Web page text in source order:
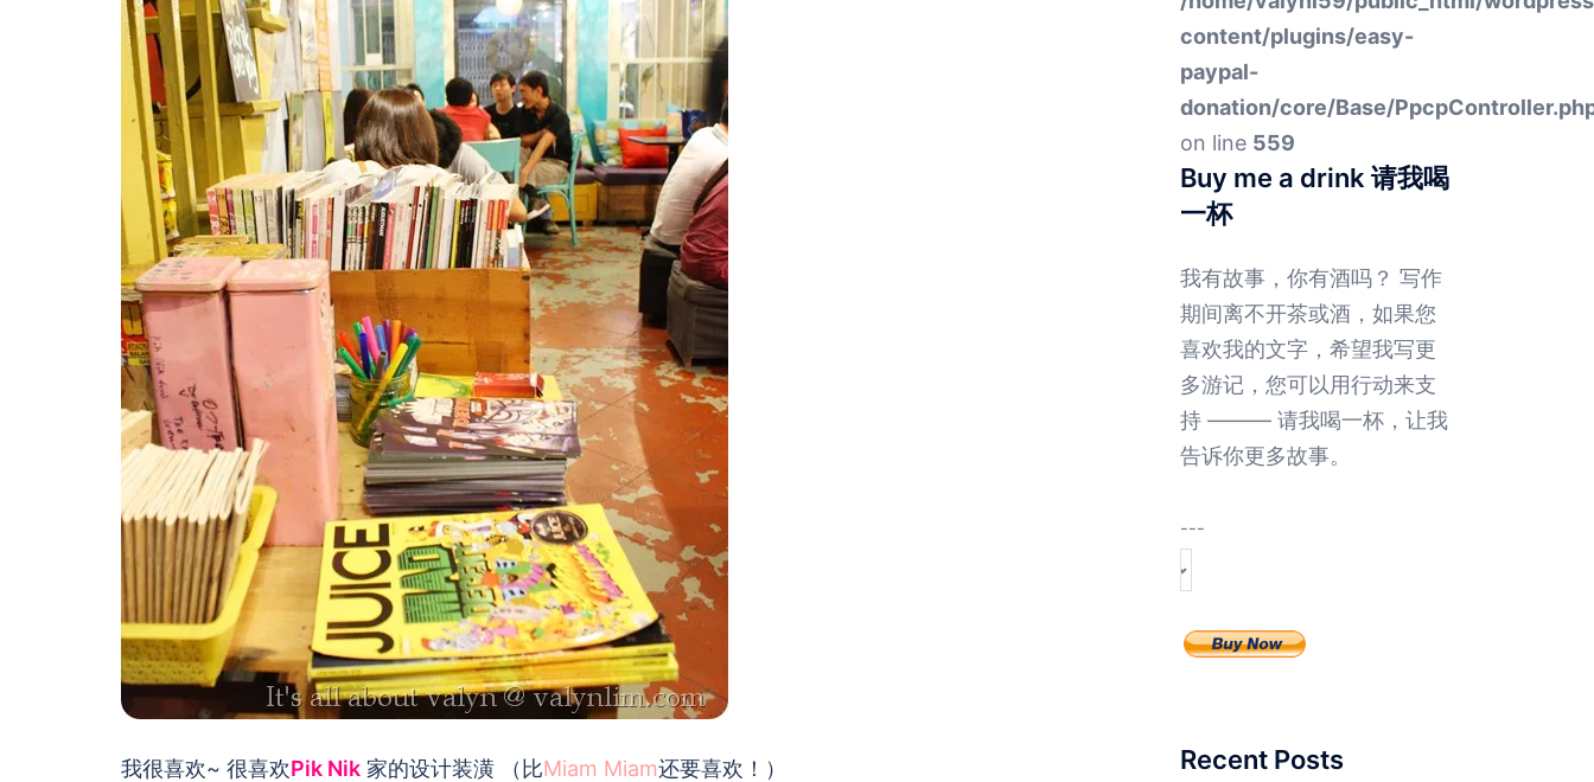
我很喜欢~ 很喜欢Pik Nik 家的设计装潢 （比Miam Miam还要喜欢！）
content/plugins/easy-
paypal-
donation/core/Base/
on line 559
Buy me a drink 请我喝
一杯
我有故事，你有酒吗？ 写作
期间离不开茶或酒，如果您
喜欢我的文字，希望我写更
多游记，您可以用行动来支
持 ——— 请我喝一杯，让我
告诉你更多故事。
---
Recent Posts